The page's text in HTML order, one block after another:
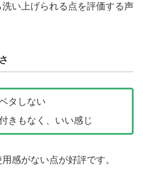
い上げられる点を評価する声
タしない
きもなく、いい感じ
感がない点が好評です。